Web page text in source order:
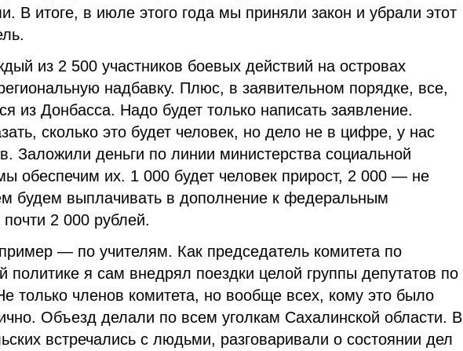
В итоге, в июле этого года мы приняли закон и убрали этот
из 2 500 участников боевых действий на островах
надбавку. Плюс, в заявительном порядке, все,
из Донбасса. Надо будет только написать заявление.
сколько это будет человек, но дело не в цифре, у нас
Заложили деньги по линии министерства социальной
обеспечим их. 1 000 будет человек прирост, 2 000 — не
будем выплачивать в дополнение к федеральным
2 000 рублей.
— по учителям. Как председатель комитета по
политике я сам внедрял поездки целой группы депутатов по
только членов комитета, но вообще всех, кому это было
Объезд делали по всем уголкам Сахалинской области. В
встречались с людьми, разговаривали о состоянии дел